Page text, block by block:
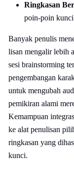
Ringkasan
poin-poin
Banyak penulis
lisan mengalir lebih
sesi brainstorming
pengembangan
untuk mengubah
pemikiran alami
Kemampuan
ke alat penulisan
ringkasan yang
kunci.